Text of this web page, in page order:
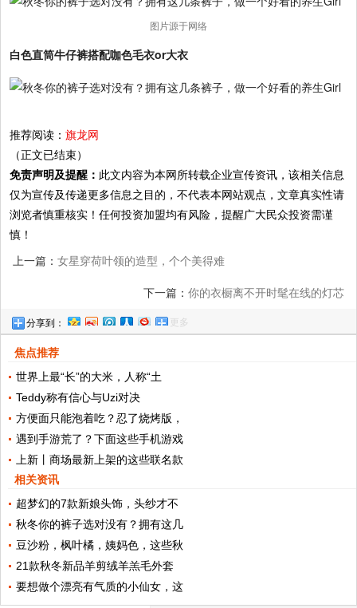
图片源于网络
白色直筒牛仔裤搭配咖色毛衣or大衣
推荐阅读：旗龙网
（正文已结束）
免责声明及提醒： 此文内容为本网所转载企业宣传资讯，该相关信息
仅为宣传及传递更多信息之目的，不代表本网站观点，文章真实性请
浏览者慎重核实！任何投资加盟均有风险，提醒广大民众投资需谨
慎！
上一篇： 女星穿荷叶领的造型，个个美得难
忘，到韩雪这却画风突变？下一篇： 你的衣橱离不开时髦在线的灯芯
分享到： 更多
焦点推荐
世界上最“长”的大米，人称“土
Teddy称有信心与Uzi对决
方便面只能泡着吃？忍了烧烤版，
遇到手游荒了？下面这些手机游戏
上新丨商场最新上架的这些联名款
相关资讯
超梦幻的7款新娘头饰，头纱才不
秋冬你的裤子选对没有？拥有这几
豆沙粉，枫叶橘，姨妈色，这些秋
21款秋冬新品羊剪绒羊羔毛外套
要想做个漂亮有气质的小仙女，这